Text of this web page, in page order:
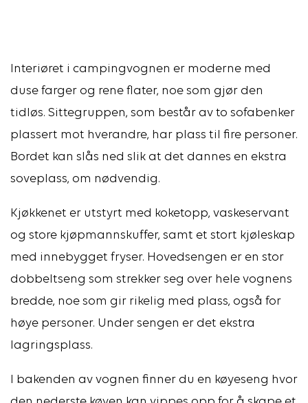
Interiøret i campingvognen er moderne med
duse farger og rene flater, noe som gjør den
tidløs. Sittegruppen, som består av to sofabenker
plassert mot hverandre, har plass til fire personer.
Bordet kan slås ned slik at det dannes en ekstra
soveplass, om nødvendig.
Kjøkkenet er utstyrt med koketopp, vaskeservant
og store kjøpmannskuffer, samt et stort kjøleskap
med innebygget fryser. Hovedsengen er en stor
dobbeltseng som strekker seg over hele vognens
bredde, noe som gir rikelig med plass, også for
høye personer. Under sengen er det ekstra
lagringsplass.
I bakenden av vognen finner du en køyeseng hvor